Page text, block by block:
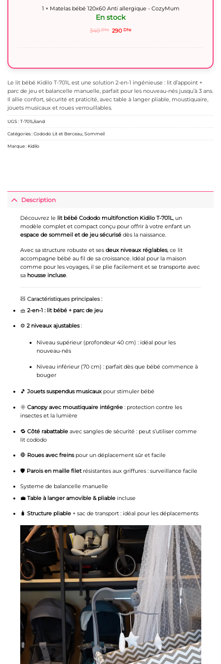
Le lit bébé Kidilo T-701L est une solution 2-en-1 ingénieuse : lit d’appoint +
parc de jeu et balancelle manuelle, parfait pour les nouveau-nés jusqu’à 3 ans.
Il allie confort, sécurité et praticité, avec table à langer pliable, moustiquaire,
jouets musicaux et roues verrouillables.
1 × Matelas bébé 120x60 Anti allergique - CozyMum
En stock
340Dhs
Le
initial
290DhsLe
actuel
UGS :T-701L/sand
Catégories :Cododo Lit et Berceau Sommeil
Marque : Kidilo
Description
Découvrez le lit bébé Cododo multifonction Kidilo T-701L, un
modèle complet et compact conçu pour offrir à votre enfant un
espace de sommeil et de jeu sécurisédès la naissance.
Avec sa structure robuste et ses deux niveaux réglables, ce lit
accompagne bébé au fil de sa croissance. Idéal pour la maison
comme pour les voyages, il se plie facilement et se transporte avec
sa housse incluse.
🧸 Caractéristiques principales :
🧺 2-en-1 : lit bébé + parc de jeu
⚙️ 2 niveaux ajustables:
Niveau supérieur (profondeur 40 cm) : idéal pour les
nouveau-nés
Niveau inférieur (70 cm) : parfait dès que bébé commence à
bouger
🎵 Jouets suspendus musicauxpour stimuler bébé
🌞 Canopy avec moustiquaire intégrée: protection contre les
insectes et la lumière
🔁 Côté rabattableavec sangles de sécurité : peut s’utiliser comme
lit cododo
🛑 Roues avec freinspour un déplacement sûr et facile
🛡️ Parois en maille filetrésistantes aux griffures : surveillance facile
Systeme de balancelle manuelle
💼 Table à langer amovible & pliableincluse
🧳 Structure pliable+ sac de transport : idéal pour les déplacements
Lecteur
vidéo